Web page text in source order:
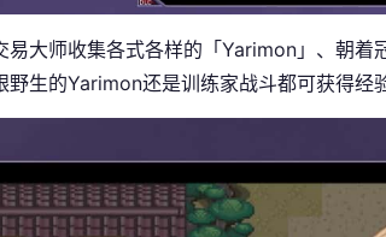
易大师收集各式各样的「Yarimon」、朝着
野生的Yarimon还是训练家战斗都可获得经